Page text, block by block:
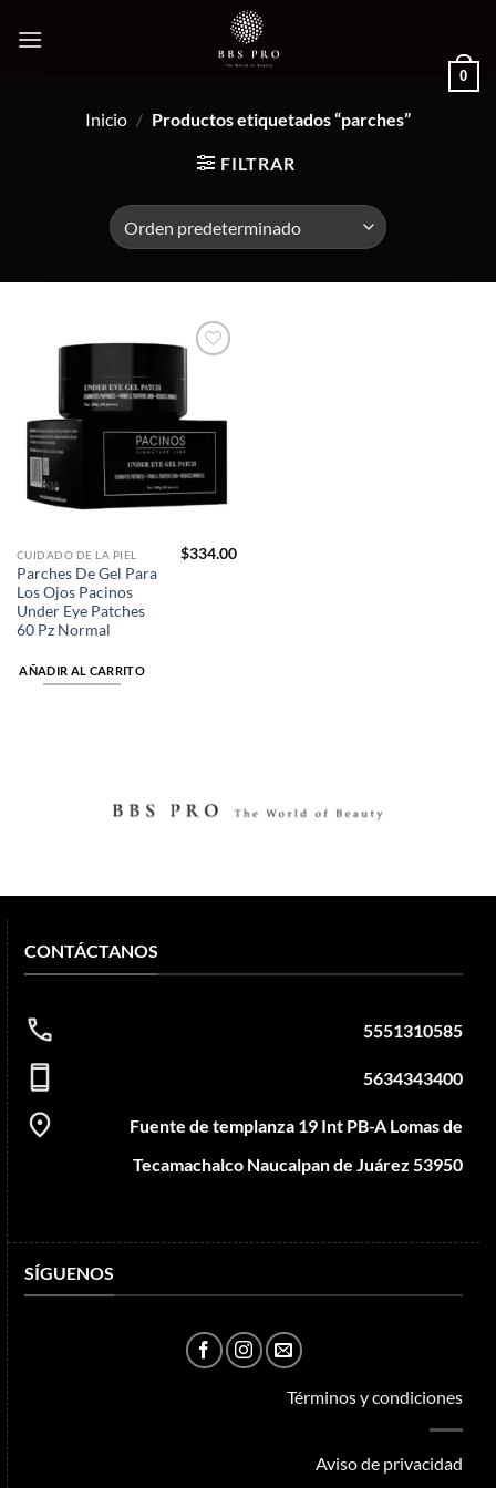
0
Inicio / Productos etiquetados “parches”
FILTRAR
deseos
CUIDADO DE LA PIEL
Parches De Gel Para
Los Ojos Pacinos
Under Eye Patches
60 Pz Normal
$334.00
AÑADIR AL CARRITO
CONTÁCTANOS
5551310585
5634343400
Fuente de templanza 19 Int PB-A Lomas de
Tecamachalco Naucalpan de Juárez 53950
SÍGUENOS
Términos y condiciones
Aviso de privacidad